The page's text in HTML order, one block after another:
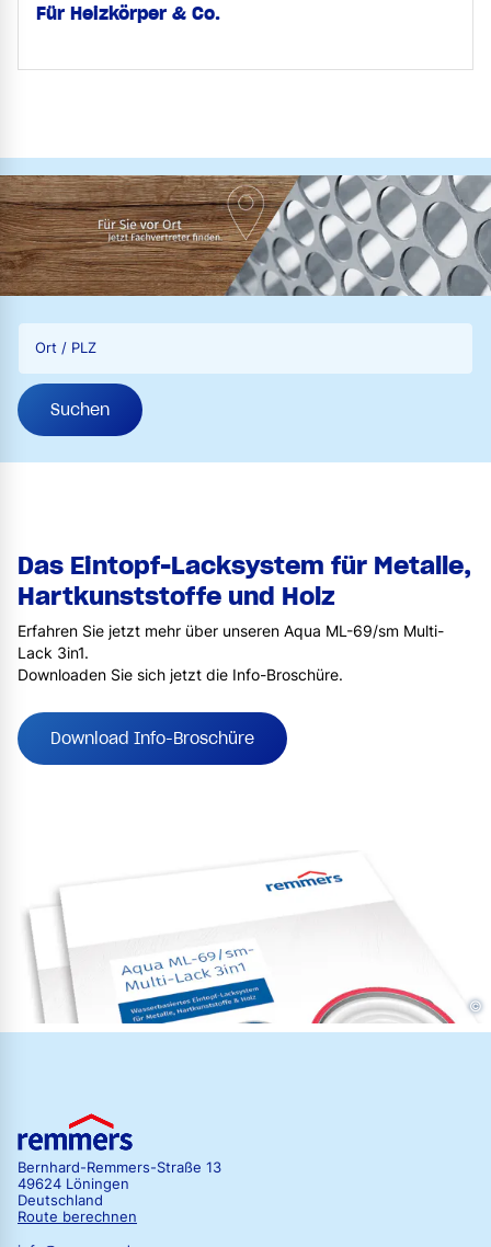
Für Heizkörper & Co.
Ort / PLZ
Suchen
Das Eintopf-Lacksystem für Metalle,
Hartkunststoffe und Holz
Erfahren Sie jetzt mehr über unseren Aqua ML-69/sm Multi-
Lack 3in1.
Downloaden Sie sich jetzt die Info-Broschüre.
Download Info-Broschüre
©
Bernhard-Remmers-Straße 13
49624 Löningen
Deutschland
Route berechnen